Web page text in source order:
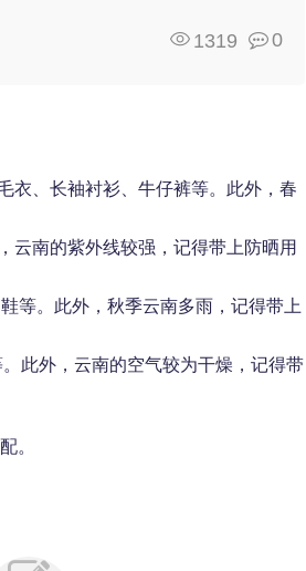
1319 0
衣、长袖衬衫、牛仔裤等。此外，春
云南的紫外线较强，记得带上防晒用
等。此外，秋季云南多雨，记得带上
此外，云南的空气较为干燥，记得带
。